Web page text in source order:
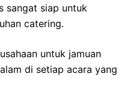
sangat siap untuk
catering.
untuk jamuan
di setiap acara yang